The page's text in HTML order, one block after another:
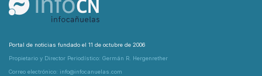
Portal de noticias fundado el 11 de octubre de 2006
Propietario y Director Periodístico: Germán R. Hergenrether
Correo electrónico: info@infocanuelas.com